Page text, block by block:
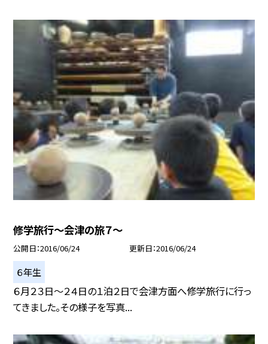
修学旅行〜会津の旅７〜
公開日 2016/06/24 更新日 2016/06/24
６年生
６月２３日〜２４日の１泊２日で会津方面へ修学旅行に行っ
てきました。その様子を写真...